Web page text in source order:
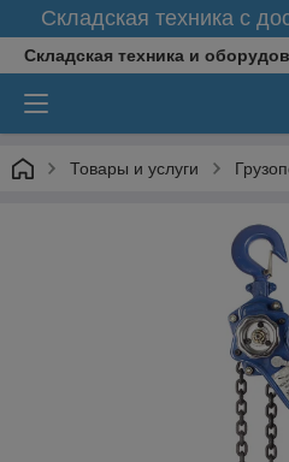
Складская техника с
Складская техника и
Товары и услуги